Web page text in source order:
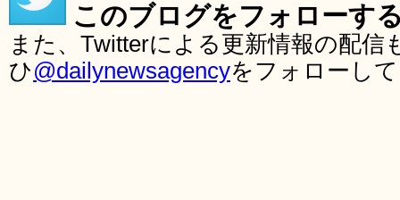
このブログをフォローす
また、Twitterによる更新情報の配
ひ@dailynewsagencyをフォローし